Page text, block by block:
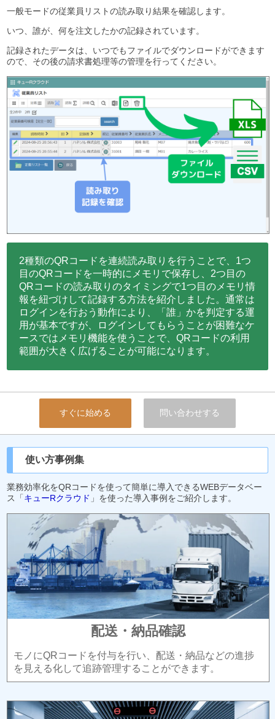
一般モードの従業員リストの読み取り結果を確認します。
いつ、誰が、何を注文したかの記録されています。
記録されたデータは、いつでもファイルでダウンロードができます
ので、その後の請求書処理等の管理を行ってください。
2種類のQRコードを連続読み取りを行うことで、1つ
目のQRコードを一時的にメモリで保存し、2つ目の
QRコードの読み取りのタイミングで1つ目のメモリ情
報を紐づけして記録する方法を紹介しました。通常は
ログインを行おう動作により、「誰」かを判定する運
用が基本ですが、ログインしてもらうことが困難なケ
ースではメモリ機能を使うことで、QRコードの利用
範囲が大きく広げることが可能になります。
すぐに始める 問い合わせする
使い方事例集
業務効率化をQRコードを使って簡単に導入できるWEBデータベー
ス「キューRクラウド 」を使った導入事例をご紹介します。
配送・納品確認
モノにQRコードを付与を行い、配送・納品などの進捗
を見える化して追跡管理することができます。